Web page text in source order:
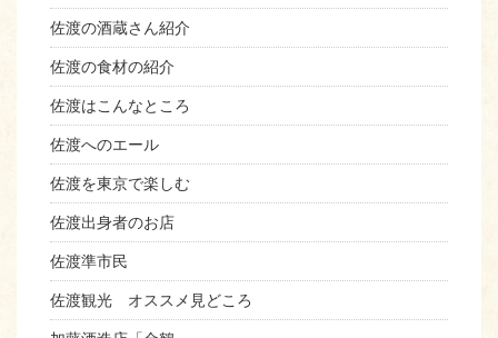
佐渡の酒蔵さん紹介
佐渡の食材の紹介
佐渡はこんなところ
佐渡へのエール
佐渡を東京で楽しむ
佐渡出身者のお店
佐渡準市民
佐渡観光 オススメ見どころ